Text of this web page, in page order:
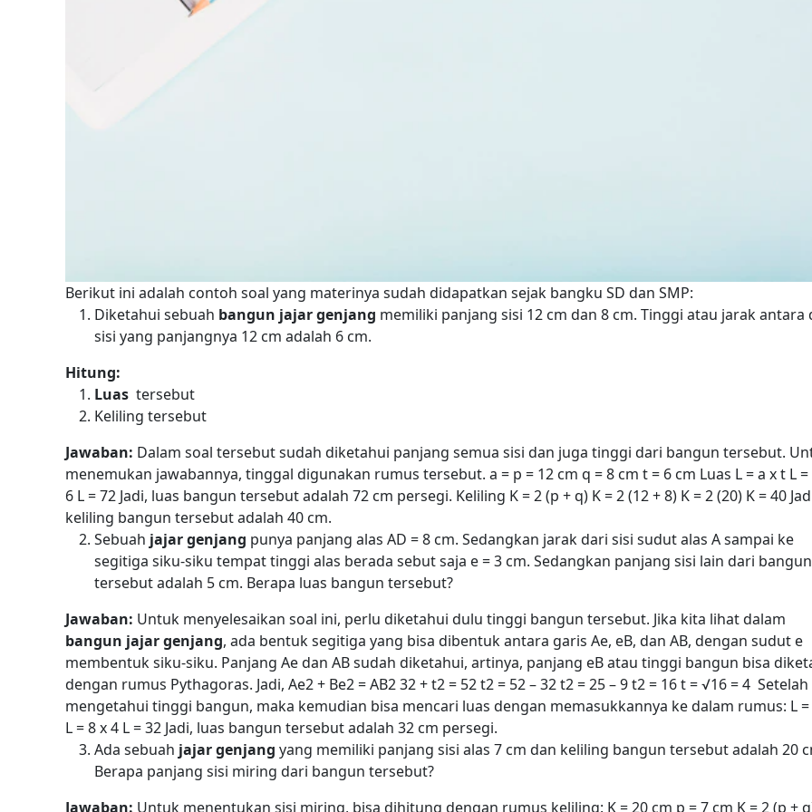
Berikut ini adalah contoh soal yang materinya sudah didapatkan sejak bangku SD dan SMP:
Diketahui sebuah bangun jajar genjang memiliki panjang sisi 12 cm dan 8 cm. Tinggi atau jarak antara
sisi yang panjangnya 12 cm adalah 6 cm.
Hitung:
Luas tersebut
Keliling tersebut
Jawaban: Dalam soal tersebut sudah diketahui panjang semua sisi dan juga tinggi dari bangun tersebut.
menemukan jawabannya, tinggal digunakan rumus tersebut. a = p = 12 cm q = 8 cm t = 6 cm Luas L = a x t L
6 L = 72 Jadi, luas bangun tersebut adalah 72 cm persegi. Keliling K = 2 (p + q) K = 2 (12 + 8) K = 2 (20) K = 40
keliling bangun tersebut adalah 40 cm.
Sebuah jajar genjang punya panjang alas AD = 8 cm. Sedangkan jarak dari sisi sudut alas A sampai ke
segitiga siku-siku tempat tinggi alas berada sebut saja e = 3 cm. Sedangkan panjang sisi lain dari bangun
tersebut adalah 5 cm. Berapa luas bangun tersebut?
Jawaban: Untuk menyelesaikan soal ini, perlu diketahui dulu tinggi bangun tersebut. Jika kita lihat dalam
bangun jajar genjang, ada bentuk segitiga yang bisa dibentuk antara garis Ae, eB, dan AB, dengan sudut e
membentuk siku-siku. Panjang Ae dan AB sudah diketahui, artinya, panjang eB atau tinggi bangun bisa
dengan rumus Pythagoras. Jadi, Ae2+ Be2= AB232 + t2= 52t2= 52 – 32t2= 25 – 9t2= 16t = √16 = 4 Setelah
mengetahui tinggi bangun, maka kemudian bisa mencari luas dengan memasukkannya ke dalam rumus: L
L = 8 x 4 L = 32 Jadi, luas bangun tersebut adalah 32 cm persegi.
Ada sebuah jajar genjang yang memiliki panjang sisi alas 7 cm dan keliling bangun tersebut adalah 20
Berapa panjang sisi miring dari bangun tersebut?
Jawaban: Untuk menentukan sisi miring, bisa dihitung dengan rumus keliling: K = 20 cm p = 7 cm K = 2 (p +